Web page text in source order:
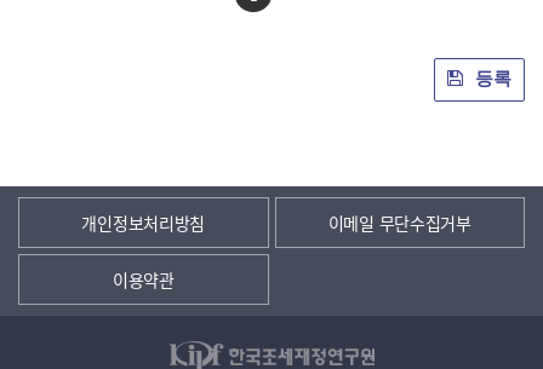
등록
개인정보처리방침 이메일 무단수집거부
이용약관